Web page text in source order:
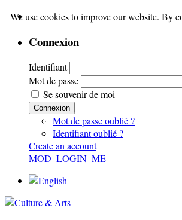
Connexion
Identifiant
Mot de passe
Se souvenir de moi
Connexion
Mot de passe oublié ?
Identifiant oublié ?
Create an account
MOD_LOGIN_ME
We use cookies to improve our website. By